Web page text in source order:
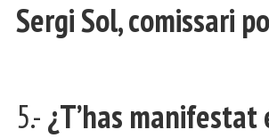
Sergi Sol, comissari
5.-¿T’has manifestat